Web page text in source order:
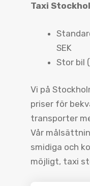
Taxi
SEK
Stor bil
Vi på
priser för
transporter
Vår
smidiga och
möjligt, taxi